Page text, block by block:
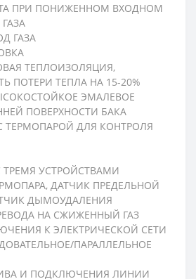
ПРИ ПОНИЖЕННОМ ВХОДНОМ
ГАЗА
ТЕПЛОИЗОЛЯЦИЯ,
ПОТЕРИ ТЕПЛА НА 15-20%
ЭМАЛЕВОЕ
ПОВЕРХНОСТИ БАКА
ТЕРМОПАРОЙ ДЛЯ КОНТРОЛЯ
УСТРОЙСТВАМИ
ДАТЧИК ПРЕДЕЛЬНОЙ
ДЫМОУДАЛЕНИЯ
НА СЖИЖЕННЫЙ ГАЗ
К ЭЛЕКТРИЧЕСКОЙ СЕТИ
ПАРАЛЛЕЛЬНОЕ
И ПОДКЛЮЧЕНИЯ ЛИНИИ